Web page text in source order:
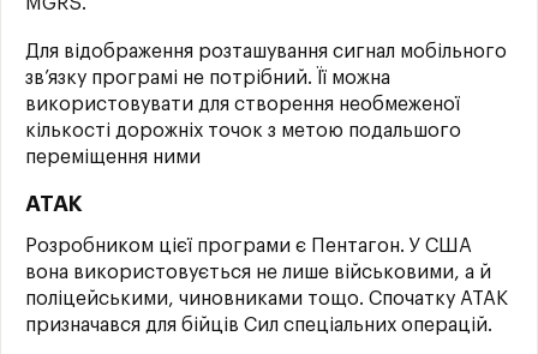
Для відображення розташування сигнал мобільного
зв’язку програмі не потрібний. Її можна
використовувати для створення необмеженої
кількості дорожніх точок з метою подальшого
переміщення ними
АТАК
Розробником цієї програми є Пентагон. У США
вона використовується не лише військовими, а й
поліцейськими, чиновниками тощо. Спочатку АТАК
призначався для бійців Сил спеціальних операцій.